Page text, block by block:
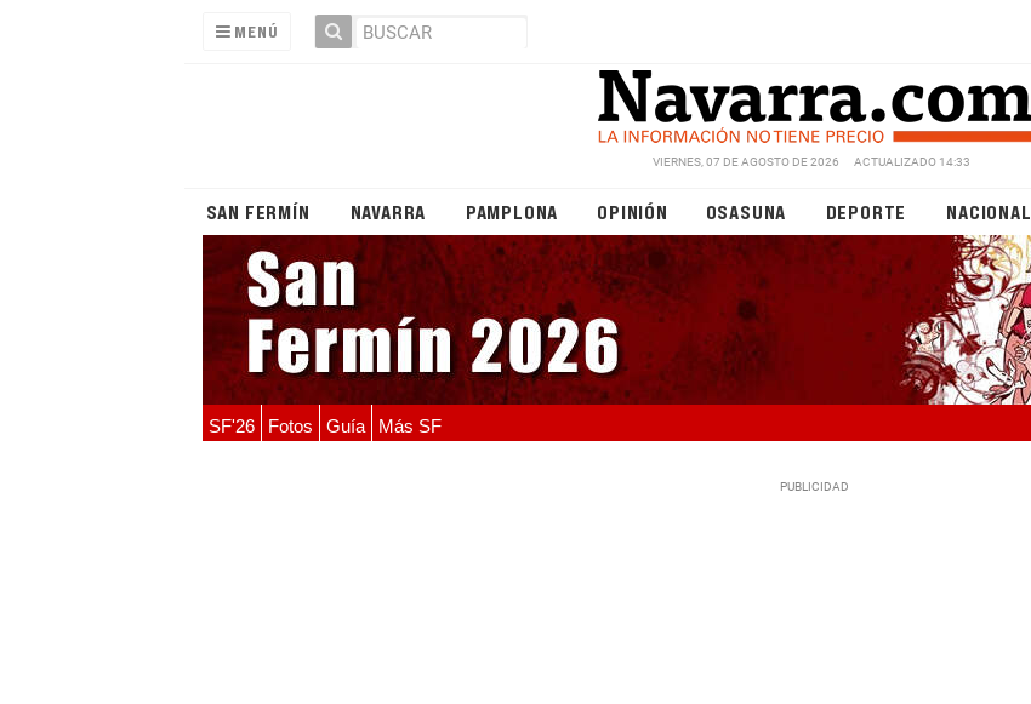
MENÚ
VIERNES, 07 DE AGOSTO DE 2026 ACTUALIZADO 14:33
SAN FERMÍN NAVARRA PAMPLONA OPINIÓN OSASUNA DEPORTE NACIONAL
SF'26 Fotos Guía Más SF